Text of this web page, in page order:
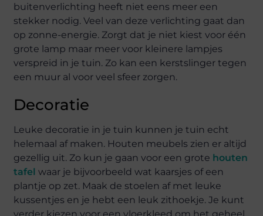
buitenverlichting heeft niet eens meer een
stekker nodig. Veel van deze verlichting gaat dan
op zonne-energie. Zorgt dat je niet kiest voor één
grote lamp maar meer voor kleinere lampjes
verspreid in je tuin. Zo kan een kerstslinger tegen
een muur al voor veel sfeer zorgen.
Decoratie
Leuke decoratie in je tuin kunnen je tuin echt
helemaal af maken. Houten meubels zien er altijd
gezellig uit. Zo kun je gaan voor een grote houten
tafel waar je bijvoorbeeld wat kaarsjes of een
plantje op zet. Maak de stoelen af met leuke
kussentjes en je hebt een leuk zithoekje. Je kunt